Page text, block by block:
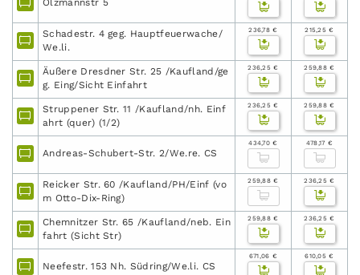
Olzmannstr 5
Schadestr. 4 geg. Hauptfeuerwache/
We.li.
236,78 € 215,25 €
Äußere Dresdner Str. 25 /Kaufland/ge
g. Eing/Sicht Einfahrt
236,25 € 259,88 €
Struppener Str. 11 /Kaufland/nh. Einf
ahrt (quer) (1/2)
236,25 € 259,88 €
Andreas-Schubert-Str. 2/We.re. CS
434,70 € 478,17 €
Reicker Str. 60 /Kaufland/PH/Einf (vo
m Otto-Dix-Ring)
259,88 € 236,25 €
Chemnitzer Str. 65 /Kaufland/neb. Ein
fahrt (Sicht Str)
259,88 € 236,25 €
Neefestr. 153 Nh. Südring/We.li. CS
671,06 € 610,05 €